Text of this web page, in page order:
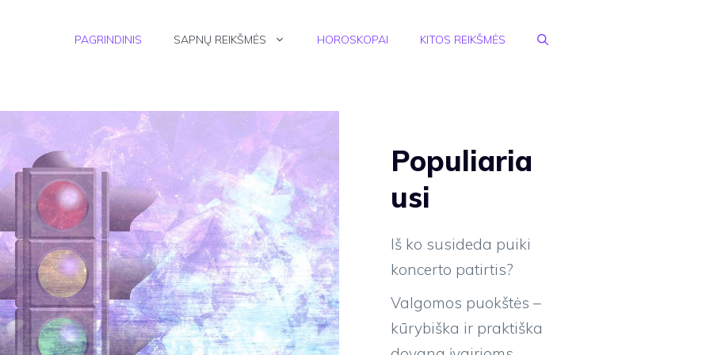
PAGRINDINIS SAPNŲ REIKŠMĖS HOROSKOPAI KITOS REIKŠMĖS
Populiaria
usi
Iš ko susideda puiki
koncerto patirtis?
Valgomos puokštės –
kūrybiška ir praktiška